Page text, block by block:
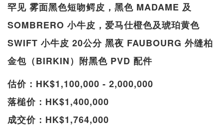
罕见 雾面黑色短吻鳄皮，黑色 MADAME 及
SOMBRERO 小牛皮，爱马仕橙色及琥珀黄色
SWIFT 小牛皮 20公分 黑夜 FAUBOURG 外缝柏
金包（BIRKIN）附黑色 PVD 配件
估价：HK$1,100,000 - 2,000,000
落槌价：HK$1,400,000
成交价：HK$1,764,000